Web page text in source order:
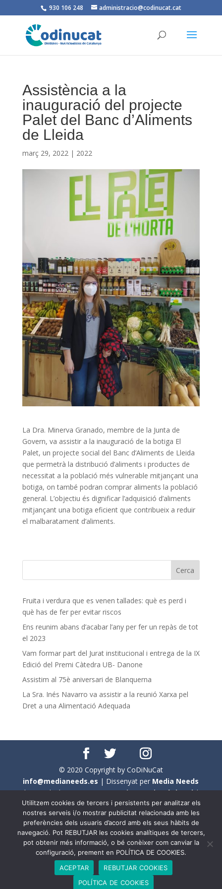
930 106 248 administracio@codinucat.cat
Assistència a la
inauguració del projecte
Palet del Banc d’Aliments
de Lleida
març 29, 2022| 2022
La Dra. Minerva Granado, membre de la Junta de
Govern, va assistir a la inauguració de la botiga El
Palet, un projecte social del Banc d’Aliments de Lleida
que permetrà la distribució d’aliments i productes de
necessitat a la població més vulnerable mitjançant una
botiga, on també podran comprar aliments la població
general. L’objectiu és dignificar l’adquisició d’aliments
mitjançant una botiga eficient que contribueix a reduir
el malbaratament d’aliments.
Fruita i verdura que es venen tallades: què es perd i
què has de fer per evitar riscos
Ens reunim abans d’acabar l’any per fer un repàs de tot
el 2023
Vam formar part del Jurat institucional i entrega de la IX
Edició del Premi Càtedra UB- Danone
Assistim al 75è aniversari de Blanquerna
La Sra. Inés Navarro va assistir a la reunió Xarxa pel
Dret a una Alimentació Adequada
© 2020 Copyright by CoDiNuCat
info@medianeeds.es | Dissenyat per Media Needs
| Tots els drets reservats aCoDiNuCat |Avís legal|
Avís per cookies
En aquest web s'ha tingut en compte l'ús no sexista del
llenguatge. No obstant això, i a causa de la seva
extensió, no s'ha pogut fer de manera exhaustiva. Per
aquest motiu, a vegades , s'ha utilitzat el femení com a
genèric, atès que és una professió que compta amb al
voltant d'un 90% de persones del sexe femení.
Utilitzem cookies de tercers i persistents per analitzar els
nostres serveis i/o mostrar publicitat relacionada amb les
preferències dels usuaris d’acord amb els seus hàbits de
navegació. Pot REBUTJAR les cookies analítiques de tercers,
pot obtenir més informació, o bé conèixer com canviar la
configuració, prement en POLÍTICA DE COOKIES.
ACEPTAR
REBUTJAR COOKIES
POLÍTICA DE COOKIES